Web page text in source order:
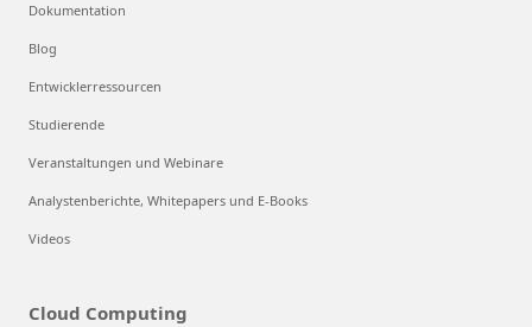
Dokumentation
Blog
Entwicklerressourcen
Studierende
Veranstaltungen und Webinare
Analystenberichte, Whitepapers und E-Books
Videos
Cloud Computing